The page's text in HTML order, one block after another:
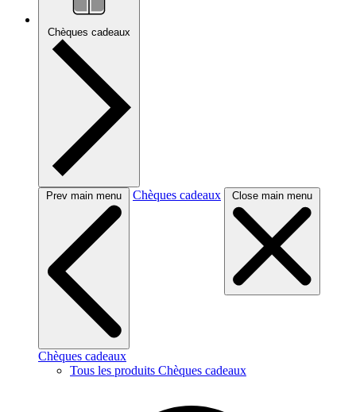
Chèques cadeaux
Prev main menu Chèques cadeaux Close main menu
Chèques cadeaux
Tous les produits Chèques cadeaux